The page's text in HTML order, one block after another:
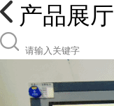
产品展厅